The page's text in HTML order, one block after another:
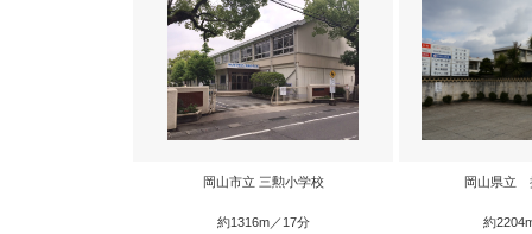
岡山市立 三勲小学校
約1316m／17分
岡山県立
約